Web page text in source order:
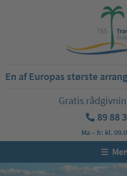
En af Europas største
Gratis
89 88
Ma – fr: kl.